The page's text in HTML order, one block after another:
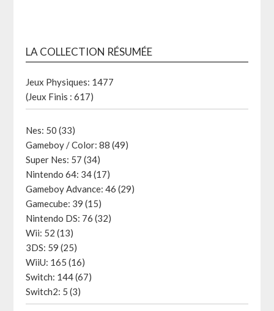
LA COLLECTION RÉSUMÉE
Jeux Physiques: 1477
(Jeux Finis : 617)
Nes: 50 (33)
Gameboy / Color: 88 (49)
Super Nes: 57 (34)
Nintendo 64: 34 (17)
Gameboy Advance: 46 (29)
Gamecube: 39 (15)
Nintendo DS: 76 (32)
Wii: 52 (13)
3DS: 59 (25)
WiiU: 165 (16)
Switch: 144 (67)
Switch2: 5 (3)